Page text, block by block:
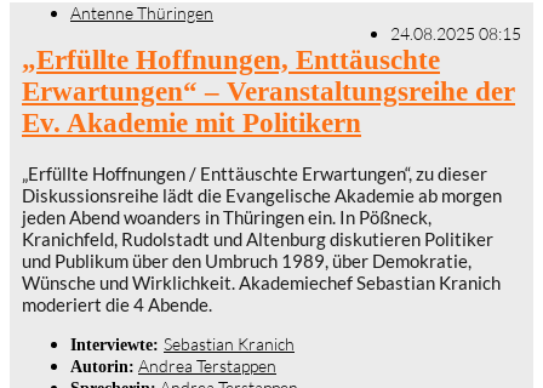
Antenne Thüringen
24.08.2025 08:15
„Erfüllte Hoffnungen, Enttäuschte
Erwartungen“ – Veranstaltungsreihe der
Ev. Akademie mit Politikern
„Erfüllte Hoffnungen / Enttäuschte Erwartungen“, zu dieser
Diskussionsreihe lädt die Evangelische Akademie ab morgen
jeden Abend woanders in Thüringen ein. In Pößneck,
Kranichfeld, Rudolstadt und Altenburg diskutieren Politiker
und Publikum über den Umbruch 1989, über Demokratie,
Wünsche und Wirklichkeit. Akademiechef Sebastian Kranich
moderiert die 4 Abende.
Interviewte: Sebastian Kranich
Autorin: Andrea Terstappen